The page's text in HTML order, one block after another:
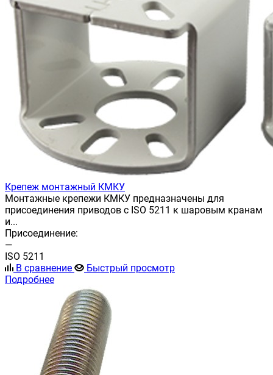
Крепеж монтажный КМКУ
Монтажные крепежи КМКУ предназначены для
присоединения приводов с ISO 5211 к шаровым кранам
и...
Присоединение:
—
ISO 5211
В сравнение
Быстрый просмотр
Подробнее